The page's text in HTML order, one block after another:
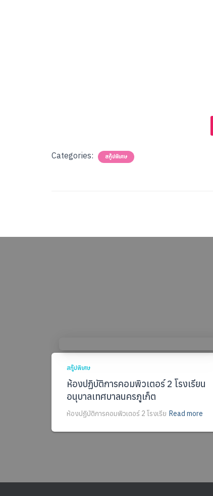
Categories: สกู๊ปพิเศษ
สกู๊ปพิเศษ
ห้องปฏิบัติการคอมพิวเตอร์ 2 โรงเรียน
อนุบาลเทศบาลนครภูเก็ต
ห้องปฏิบัติการคอมพิวเตอร์ 2 โรงเรีย Read more